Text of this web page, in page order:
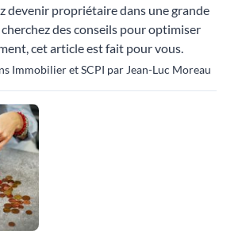
devenir propriétaire dans une grande
des conseils pour optimiser
cet article est fait pour vous.
Immobilier et SCPI par Jean-Luc Moreau